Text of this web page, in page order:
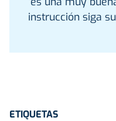
instrucción siga su
ETIQUETAS